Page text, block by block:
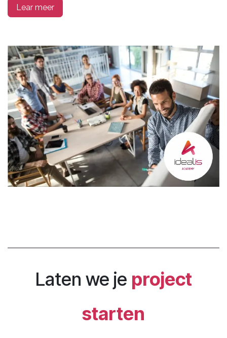
Lear meer
Laten we je project
starten